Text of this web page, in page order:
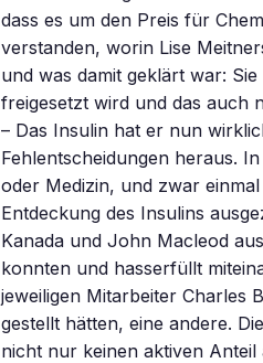
dass es um den Preis für
verstanden, worin Lise
und was damit geklärt war:
freigesetzt wird und das auch
– Das Insulin hat er nun
Fehlentscheidungen heraus.
oder Medizin, und zwar
Entdeckung des Insulins
Kanada und John Macleod
konnten und hasserfüllt
jeweiligen Mitarbeiter Charles
gestellt hätten, eine andere.
nicht nur keinen aktiven